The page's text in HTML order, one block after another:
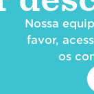
Nossa
favor,
os